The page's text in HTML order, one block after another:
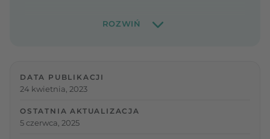
DATA PUBLIKACJI
24 kwietnia, 2023
OSTATNIA AKTUALIZACJA
5 czerwca, 2025